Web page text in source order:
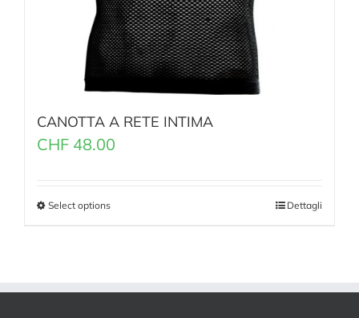
CANOTTA A RETE INTIMA
CHF 48.00
Select options Dettagli